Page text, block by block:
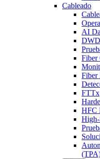
Cableado
AI
Fiber
Fiber
FTTx
HFC
High-